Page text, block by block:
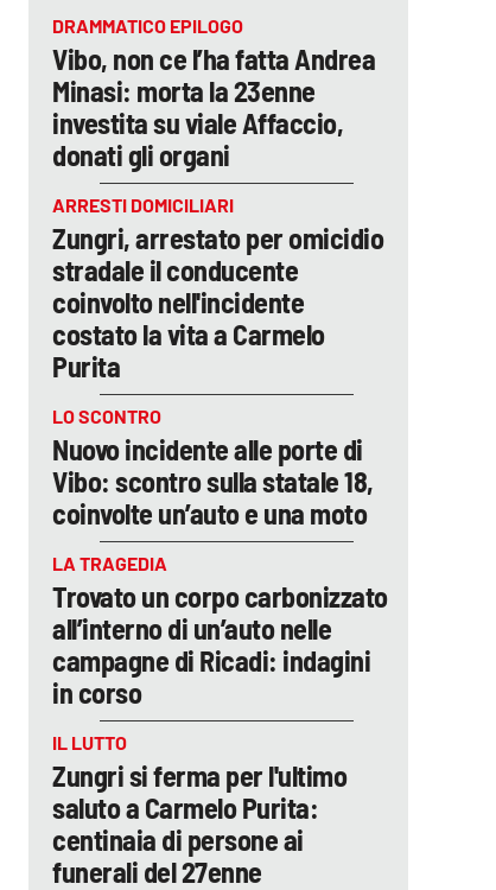
DRAMMATICO EPILOGO
Vibo, non ce l’ha fatta Andrea
Minasi: morta la 23enne
investita su viale Affaccio,
donati gli organi
ARRESTI DOMICILIARI
Zungri, arrestato per omicidio
stradale il conducente
coinvolto nell'incidente
costato la vita a Carmelo
Purita
LO SCONTRO
Nuovo incidente alle porte di
Vibo: scontro sulla statale 18,
coinvolte un’auto e una moto
LA TRAGEDIA
Trovato un corpo carbonizzato
all’interno di un’auto nelle
campagne di Ricadi: indagini
in corso
IL LUTTO
Zungri si ferma per l'ultimo
saluto a Carmelo Purita:
centinaia di persone ai
funerali del 27enne